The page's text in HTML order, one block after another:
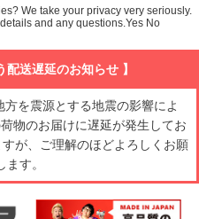
配送遅延のお知らせ 】
を震源とする地震の影響によ
物のお届けに遅延が発生してお
が、ご理解のほどよろしくお願
ます。
We take your privacy very seriously.
and any questions.Yes No